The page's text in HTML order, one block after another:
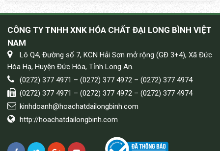
CÔNG TY TNHH XNK HÓA CHẤT ĐẠI LONG BÌNH VIỆT
NAM
Lô Q4, Đường số 7, KCN Hải Sơn mở rộng (GĐ 3+4), Xã Đức
Hòa Hạ, Huyện Đức Hòa, Tỉnh Long An.
(0272) 377 4971 – (0272) 377 4972 – (0272) 377 4974
(0272) 377 4971 – (0272) 377 4972 – (0272) 377 4974
kinhdoanh@hoachatdailongbinh.com
http://hoachatdailongbinh.com